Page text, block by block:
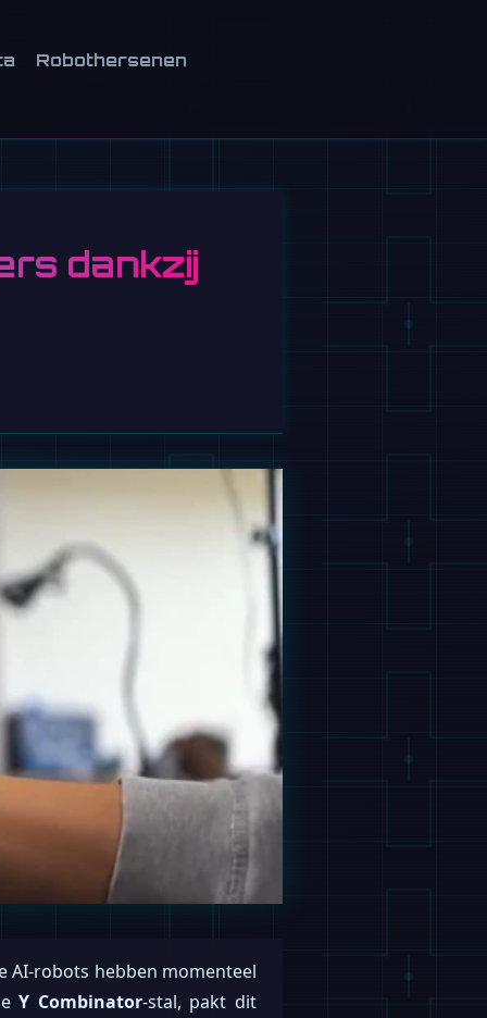
Robothersenen
dankzij
AI-robots hebben momenteel
Y Combinator-stal, pakt dit